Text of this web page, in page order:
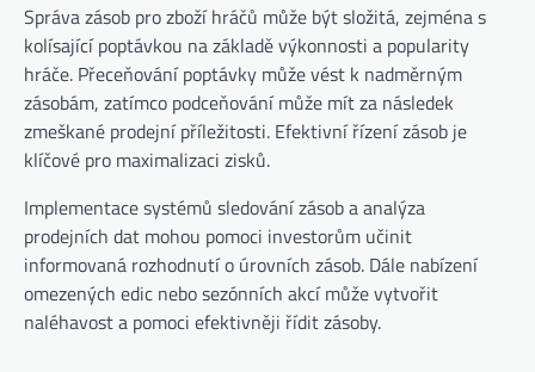
Správa zásob pro zboží hráčů může být složitá, zejména s
kolísající poptávkou na základě výkonnosti a popularity
hráče. Přeceňování poptávky může vést k nadměrným
zásobám, zatímco podceňování může mít za následek
zmeškané prodejní příležitosti. Efektivní řízení zásob je
klíčové pro maximalizaci zisků.
Implementace systémů sledování zásob a analýza
prodejních dat mohou pomoci investorům učinit
informovaná rozhodnutí o úrovních zásob. Dále nabízení
omezených edic nebo sezónních akcí může vytvořit
naléhavost a pomoci efektivněji řídit zásoby.